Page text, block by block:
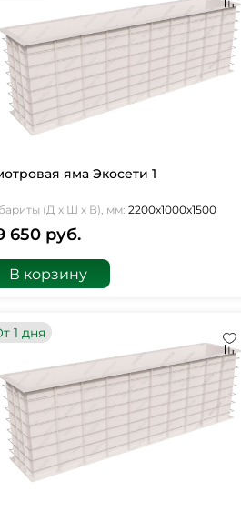
яма Экосети 1
(Д х Ш х В), мм: 2200х1000х1500
650 руб.
В корзину
1 дня